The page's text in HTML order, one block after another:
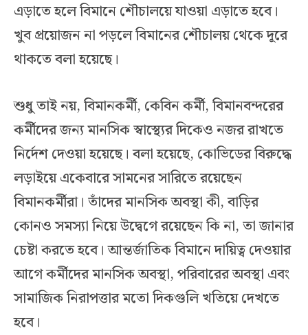
এড়াতে হলে বিমানে শৌচালয়ে যাওয়া এড়াতে হবে।
খুব প্রয়োজন না পড়লে বিমানের শৌচালয় থেকে দূরে
থাকতে বলা হয়েছে।
শুধু তাই নয়, বিমানকর্মী, কেবিন কর্মী, বিমানবন্দরের
কর্মীদের জন্য মানসিক স্বাস্থ্যের দিকেও নজর রাখতে
নির্দেশ দেওয়া হয়েছে। বলা হয়েছে, কোভিডের বিরুদ্ধে
লড়াইয়ে একেবারে সামনের সারিতে রয়েছেন
বিমানকর্মীরা। তাঁদের মানসিক অবস্থা কী, বাড়ির
কোনও সমস্যা নিয়ে উদ্বেগে রয়েছেন কি না, তা জানার
চেষ্টা করতে হবে। আন্তর্জাতিক বিমানে দায়িত্ব দেওয়ার
আগে কর্মীদের মানসিক অবস্থা, পরিবারের অবস্থা এবং
সামাজিক নিরাপত্তার মতো দিকগুলি খতিয়ে দেখতে
হবে।